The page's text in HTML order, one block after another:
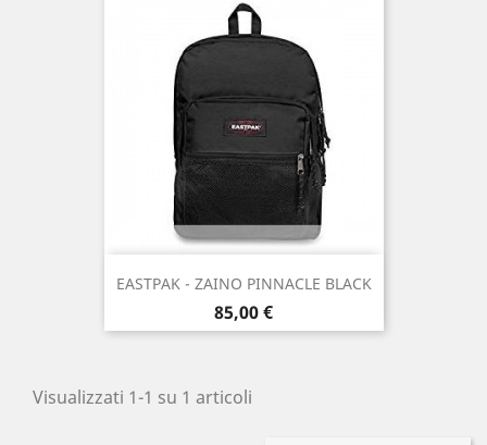
EASTPAK - ZAINO PINNACLE BLACK
Prezzo
85,00 €
Visualizzati 1-1 su 1 articoli